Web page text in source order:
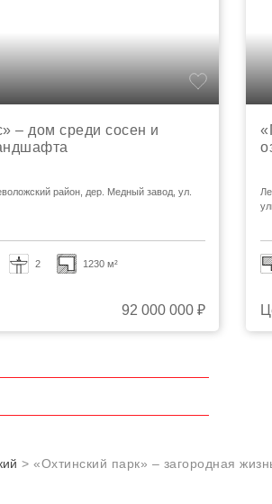
– дом среди сосен и
район, дер. Медный завод, ул.
2 1230 м²
92 000 000 ₽
«Охтинский парк» – загородная